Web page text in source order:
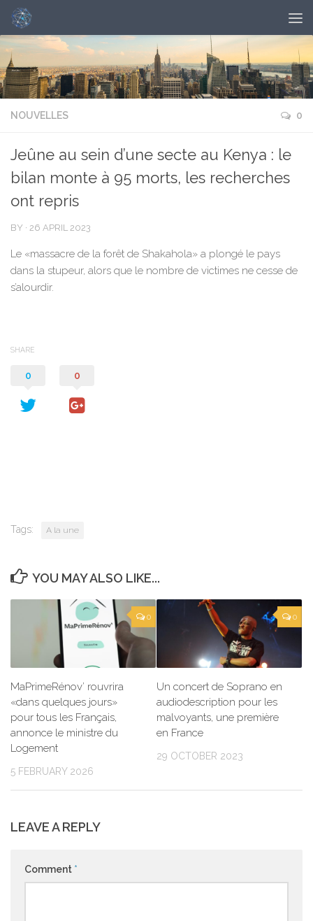
NOUVELLES 0
Jeûne au sein d’une secte au Kenya : le
bilan monte à 95 morts, les recherches
ont repris
BY · 26 APRIL 2023
Le «massacre de la forêt de Shakahola» a plongé le pays
dans la stupeur, alors que le nombre de victimes ne cesse de
s’alourdir.
SHARE
0 0
Tags: A la une
YOU MAY ALSO LIKE...
0
MaPrimeRénov’ rouvrira
«dans quelques jours»
pour tous les Français,
annonce le ministre du
Logement
5 FEBRUARY 2026
0
Un concert de Soprano en
audiodescription pour les
malvoyants, une première
en France
29 OCTOBER 2023
LEAVE A REPLY
Comment *